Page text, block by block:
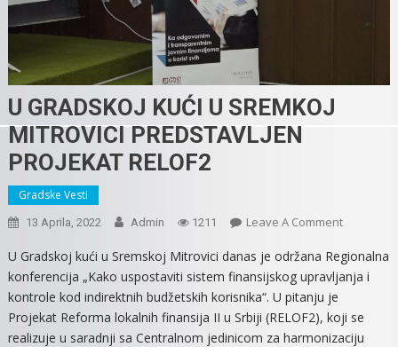
U GRADSKOJ KUĆI U SREMKOJ
MITROVICI PREDSTAVLJEN
PROJEKAT RELOF2
Gradske Vesti
13 Aprila, 2022 Admin 1211 Leave A CommentOn
GRADSKOJ
KUĆI
SREMKOJ
MITROVICI
U Gradskoj kući u Sremskoj Mitrovici danas je održana Regionalna
konferencija „Kako uspostaviti sistem finansijskog upravljanja i
kontrole kod indirektnih budžetskih korisnika“. U pitanju je
Projekat Reforma lokalnih finansija II u Srbiji (RELOF2), koji se
realizuje u saradnji sa Centralnom jedinicom za harmonizaciju